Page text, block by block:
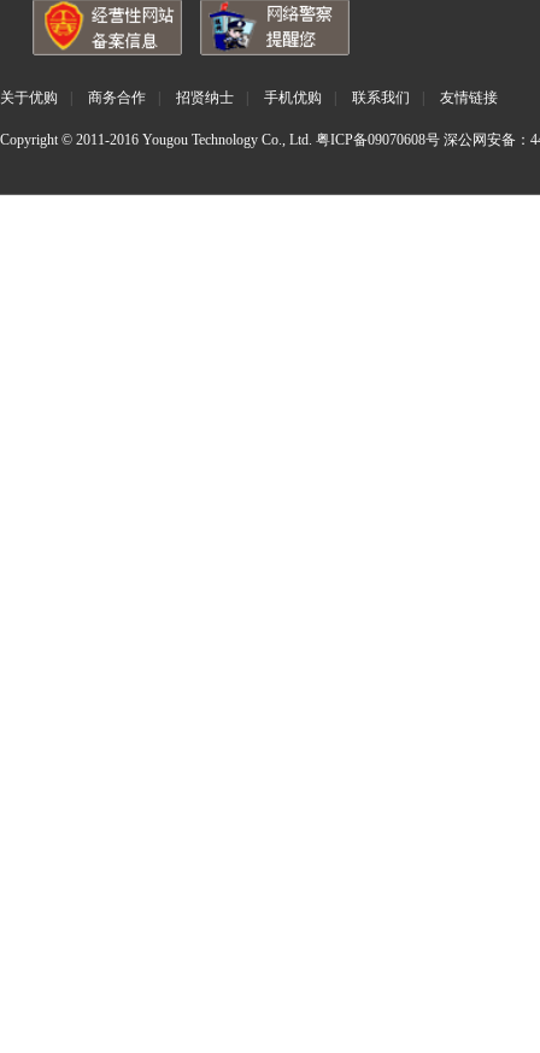
关于优购 商务合作 招贤纳士 手机优购 联系我们 友情链接
Copyright © 2011-2016 Yougou Technology Co., Ltd. 粤ICP备09070608号 深公网安备：